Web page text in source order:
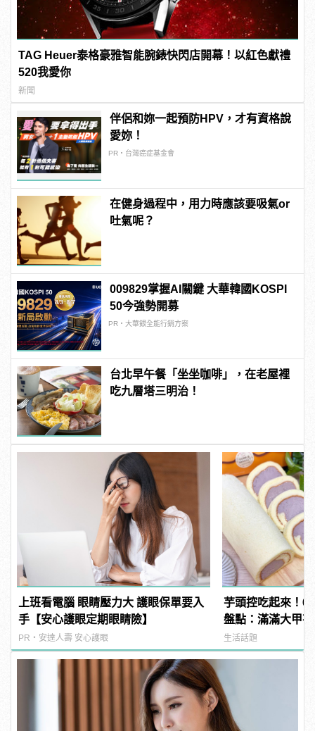
TAG Heuer泰格豪雅智能腕錶快閃店開幕！以紅色獻禮
520我愛你
新聞
伴侶和妳一起預防HPV，才有資格說
愛妳！
PR・台灣癌症基金會
在健身過程中，用力時應該要吸氣or
吐氣呢？
009829掌握AI關鍵 大華韓國KOSPI
50今強勢開募
PR・大華銀全能行銷方案
台北早午餐「坐坐咖啡」，在老屋裡
吃九層塔三明治！
上班看電腦 眼睛壓力大 護眼保單要入
手【安心護眼定期眼睛險】
PR・安達人壽 安心護眼
芋頭控吃起來！6
盤點：滿滿大甲
生活話題